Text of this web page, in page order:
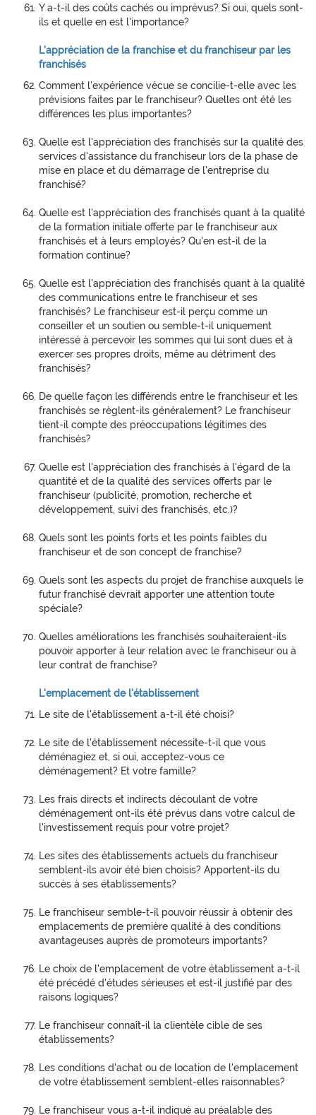
Y a-t-il des coûts cachés ou imprévus? Si oui, quels sont-
ils et quelle en est l'importance?
L'appréciation de la franchise et du franchiseur par les
franchisés
Comment l'expérience vécue se concilie-t-elle avec les
prévisions faites par le franchiseur? Quelles ont été les
différences les plus importantes?
Quelle est l'appréciation des franchisés sur la qualité des
services d'assistance du franchiseur lors de la phase de
mise en place et du démarrage de l'entreprise du
franchisé?
Quelle est l'appréciation des franchisés quant à la qualité
de la formation initiale offerte par le franchiseur aux
franchisés et à leurs employés? Qu'en est-il de la
formation continue?
Quelle est l'appréciation des franchisés quant à la qualité
des communications entre le franchiseur et ses
franchisés? Le franchiseur est-il perçu comme un
conseiller et un soutien ou semble-t-il uniquement
intéressé à percevoir les sommes qui lui sont dues et à
exercer ses propres droits, même au détriment des
franchisés?
De quelle façon les différends entre le franchiseur et les
franchisés se règlent-ils généralement? Le franchiseur
tient-il compte des préoccupations légitimes des
franchisés?
Quelle est l'appréciation des franchisés à l'égard de la
quantité et de la qualité des services offerts par le
franchiseur (publicité, promotion, recherche et
développement, suivi des franchisés, etc.)?
Quels sont les points forts et les points faibles du
franchiseur et de son concept de franchise?
Quels sont les aspects du projet de franchise auxquels le
futur franchisé devrait apporter une attention toute
spéciale?
Quelles améliorations les franchisés souhaiteraient-ils
pouvoir apporter à leur relation avec le franchiseur ou à
leur contrat de franchise?
L'emplacement de l'établissement
Le site de l'établissement a-t-il été choisi?
Le site de l'établissement nécessite-t-il que vous
déménagiez et, si oui, acceptez-vous ce
déménagement? Et votre famille?
Les frais directs et indirects découlant de votre
déménagement ont-ils été prévus dans votre calcul de
l'investissement requis pour votre projet?
Les sites des établissements actuels du franchiseur
semblent-ils avoir été bien choisis? Apportent-ils du
succès à ses établissements?
Le franchiseur semble-t-il pouvoir réussir à obtenir des
emplacements de première qualité à des conditions
avantageuses auprès de promoteurs importants?
Le choix de l'emplacement de votre établissement a-t-il
été précédé d'études sérieuses et est-il justifié par des
raisons logiques?
Le franchiseur connaît-il la clientèle cible de ses
établissements?
Les conditions d'achat ou de location de l'emplacement
de votre établissement semblent-elles raisonnables?
Le franchiseur vous a-t-il indiqué au préalable des